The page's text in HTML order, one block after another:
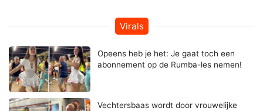
Virals
Opeens heb je het: Je gaat toch een
abonnement op de Rumba-les nemen!
Vechtersbaas wordt door vrouwelijke